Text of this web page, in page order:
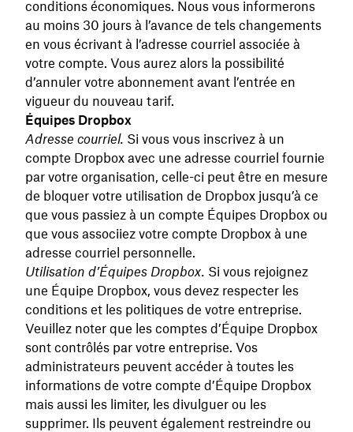
conditions économiques. Nous vous informerons
au moins 30 jours à l’avance de tels changements
en vous écrivant à l’adresse courriel associée à
votre compte. Vous aurez alors la possibilité
d’annuler votre abonnement avant l’entrée en
vigueur du nouveau tarif.
Équipes Dropbox
Adresse courriel. Si vous vous inscrivez à un
compte Dropbox avec une adresse courriel fournie
par votre organisation, celle-ci peut être en mesure
de bloquer votre utilisation de Dropbox jusqu’à ce
que vous passiez à un compte Équipes Dropbox ou
que vous associiez votre compte Dropbox à une
adresse courriel personnelle.
Utilisation d’Équipes Dropbox. Si vous rejoignez
une Équipe Dropbox, vous devez respecter les
conditions et les politiques de votre entreprise.
Veuillez noter que les comptes d’Équipe Dropbox
sont contrôlés par votre entreprise. Vos
administrateurs peuvent accéder à toutes les
informations de votre compte d’Équipe Dropbox
mais aussi les limiter, les divulguer ou les
supprimer. Ils peuvent également restreindre ou